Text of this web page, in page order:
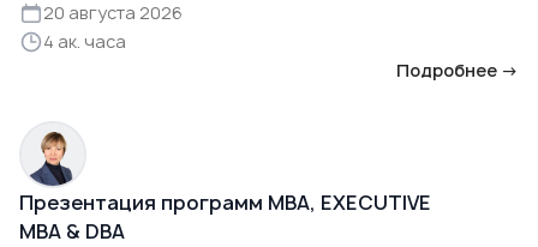
20 августа 2026
4 ак. часа
Подробнее →
Презентация программ MBA, EXECUTIVE
MBA & DBA